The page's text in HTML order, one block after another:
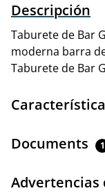
Descripción
Taburete de Bar
moderna barra
Taburete de Bar
Documents 1
Advertencias